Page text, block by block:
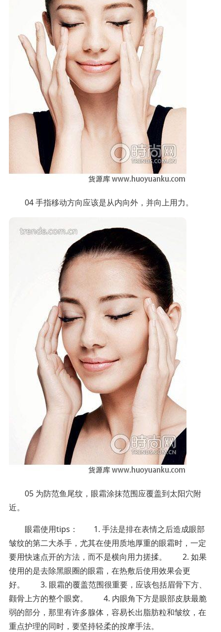
04 手指移动方向应该是从内向外，并向上用力。
05 为防范鱼尾纹，眼霜涂抹范围应覆盖到太阳穴附
近。
眼霜使用tips： 1. 手法是排在表情之后造成眼部
皱纹的第二大杀手，尤其在使用质地厚重的眼霜时，一定
要用快速点开的方法，而不是横向用力搓揉。 2. 如果
使用的是去除黑眼圈的眼霜，在热敷后使用效果会更
好。 3. 眼霜的覆盖范围很重要，应该包括眉骨下方、
颧骨上方的整个眼窝。 4. 内眼角下方是眼部皮肤最脆
弱的部分，那里有许多腺体，容易长出脂肪粒和皱纹，在
重点护理的同时，要坚持轻柔的按摩手法。